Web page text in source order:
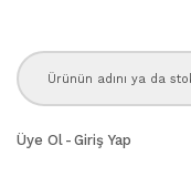
Üye Ol - Giriş Yap